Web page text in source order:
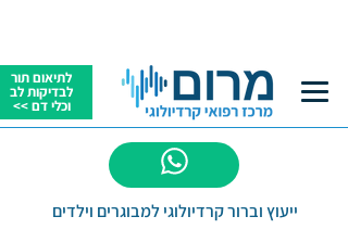
לתיאום תור
לבדיקות לב
וכלי דם >>
ייעוץ וברור קרדיולוגי למבוגרים וילדים
לשאלות